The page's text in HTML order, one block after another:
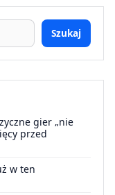
Szukaj
gier „nie
przed
w ten